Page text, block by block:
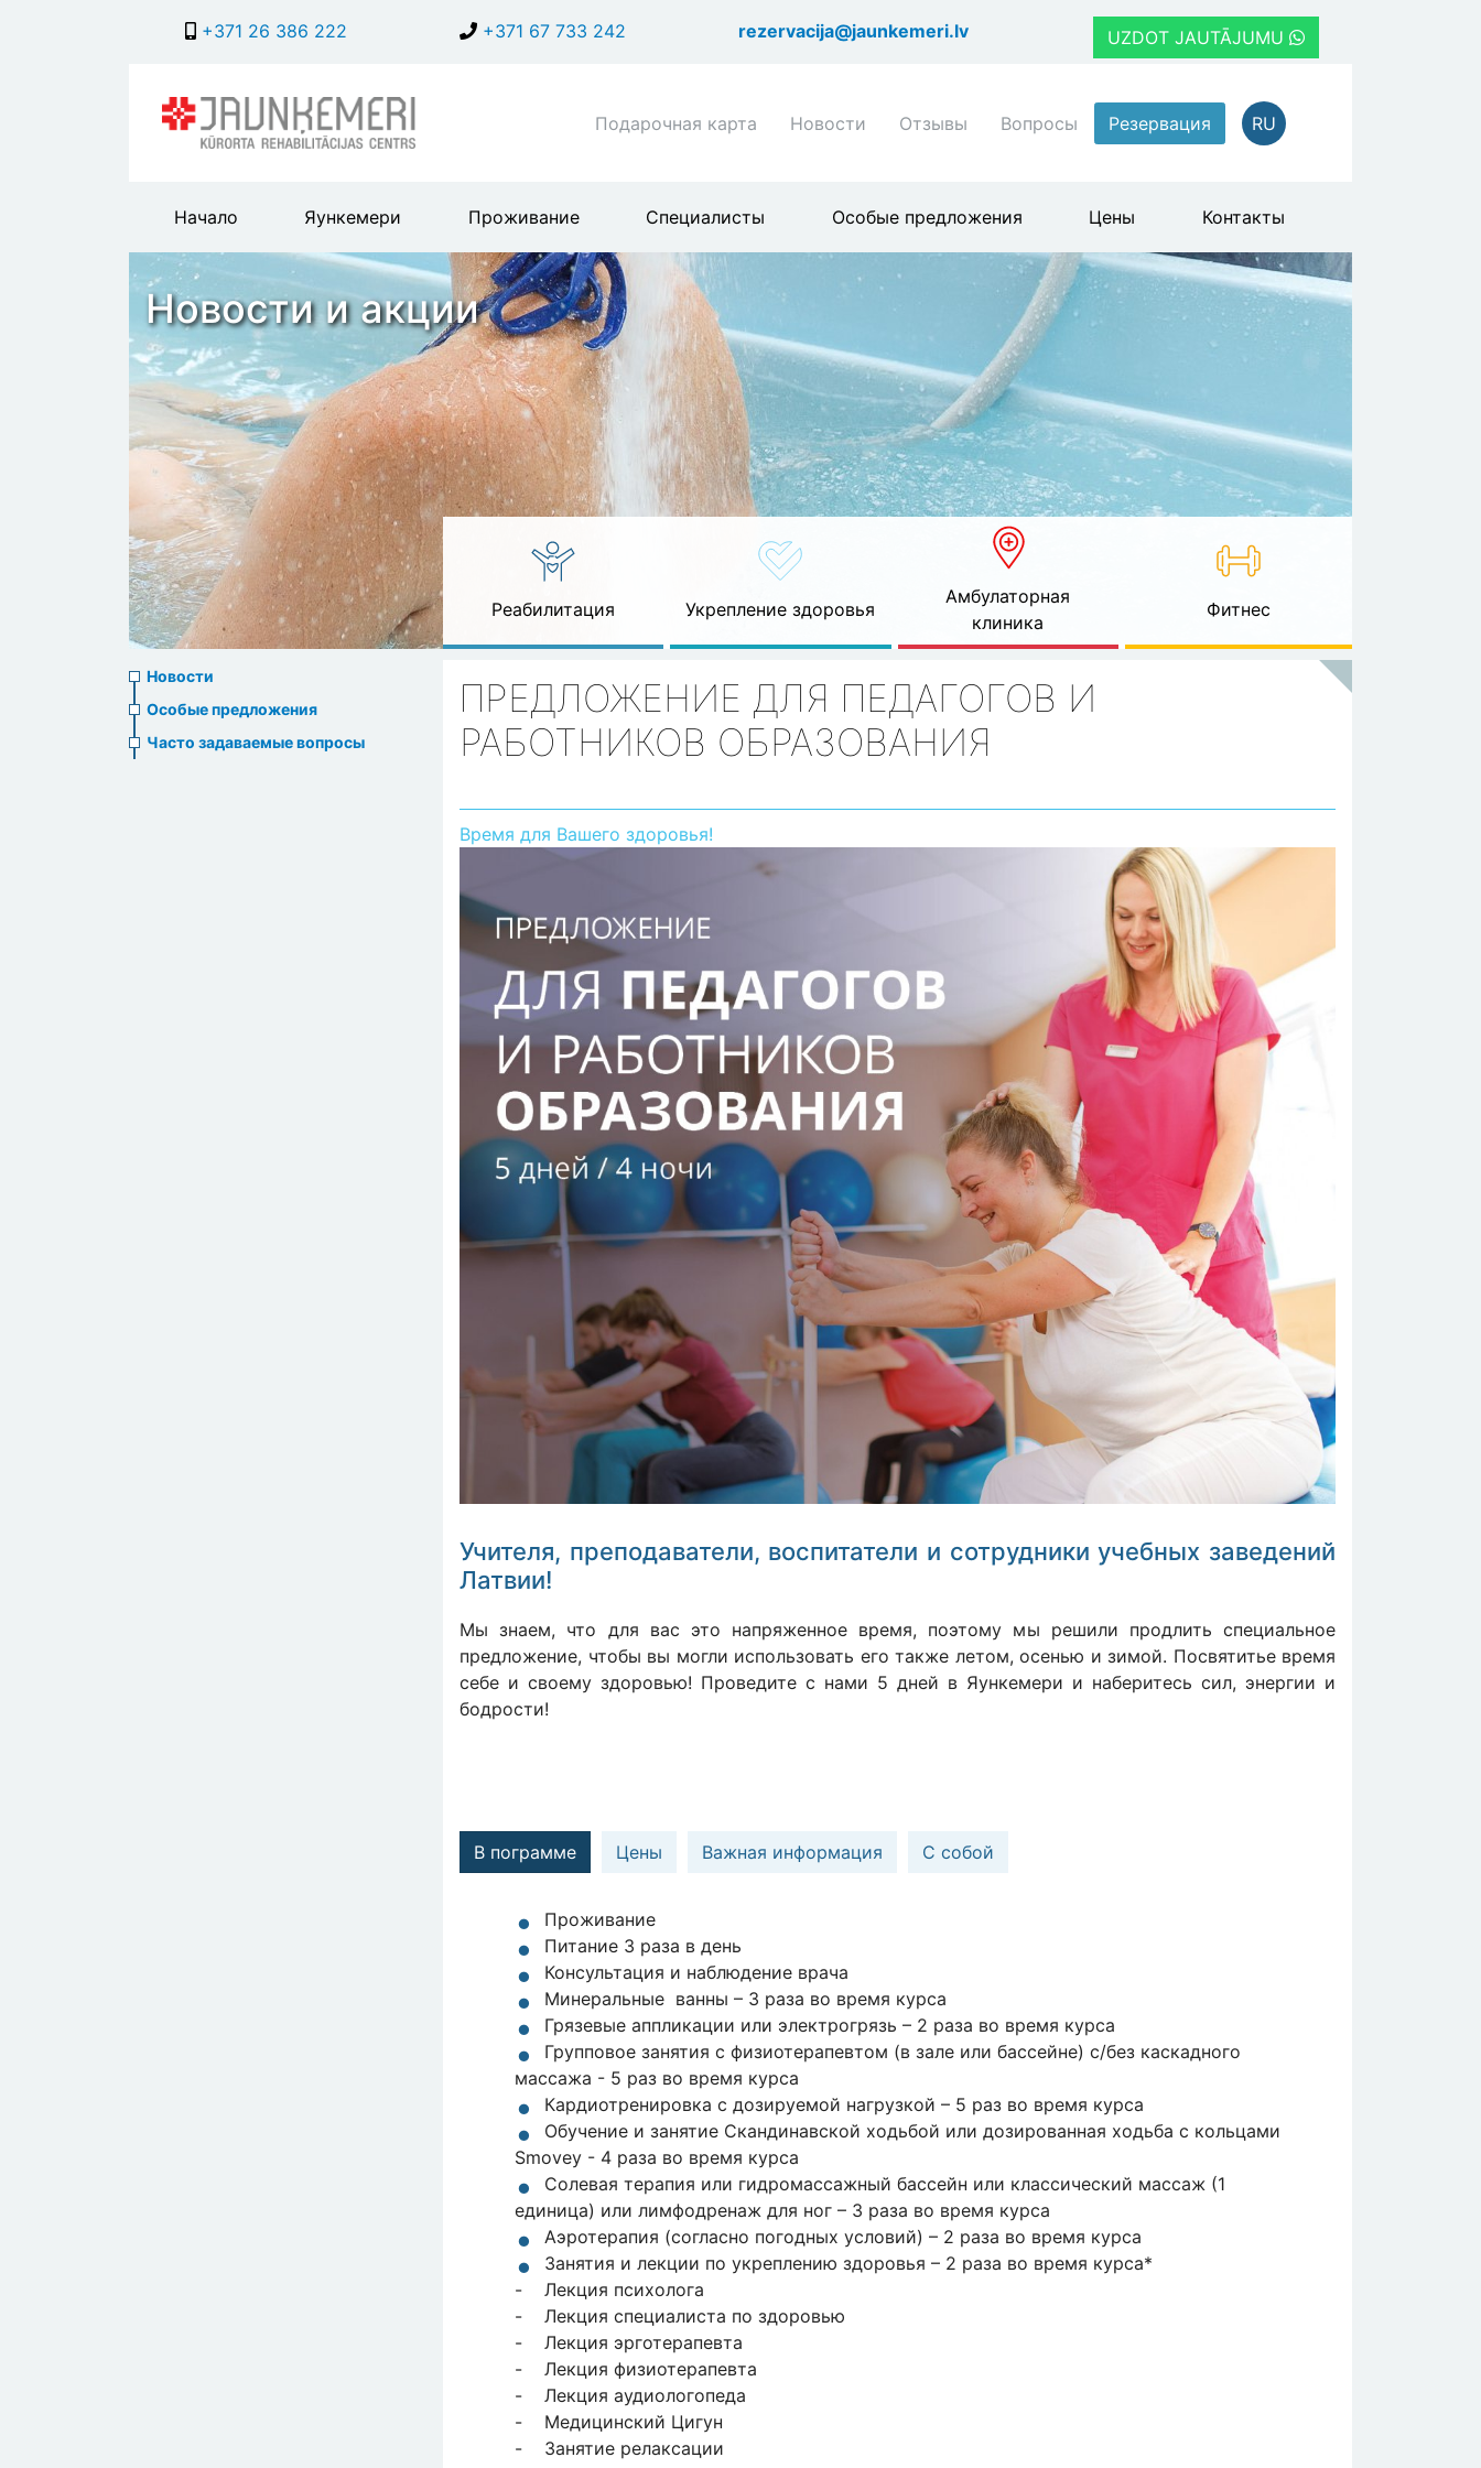
к
+371 26 386 222 +371 67 733 242 rezervacija@jaunkemeri.lv UZDOT JAUTĀJUMU
Shortcuts
menu
Подарочная карта Новости Отзывы Вопросы Резервация RU
Main
header
menu
Начало Яункемери Проживание Специалисты Особые предложения Цены Контакты
Новости и акции
Реабилитация Укрепление здоровья
Амбулаторная
клиника
Фитнес
News
menu
Новости
Особые предложения
Часто задаваемые вопросы
ПРЕДЛОЖЕНИЕ ДЛЯ ПЕДАГОГОВ И
РАБОТНИКОВ ОБРАЗОВАНИЯ
Время для Вашего здоровья!
Учителя, преподаватели, воспитатели и сотрудники учебных заведений
Латвии!
Мы знаем, что для вас это напряженное время, поэтому мы решили продлить специальное
предложение, чтобы вы могли использовать его также летом, осенью и зимой. Посвятитье время
себе и своему здоровью! Проведите с нами 5 дней в Яункемери и наберитесь сил, энергии и
бодрости!
В пограмме Цены Важная информация С собой
Проживание
Питание 3 раза в день
Консультация и наблюдение врача
Минеральные ванны – 3 раза во время курса
Грязевые аппликации или электрогрязь – 2 раза во время курса
Групповое занятия с физиотерапевтом (в зале или бассейне) с/без каскадного
массажа - 5 раз во время курса
Кардиотренировка с дозируемой нагрузкой – 5 раз во время курса
Обучение и занятие Скандинавской ходьбой или дозированная ходьба с кольцами
Smovey - 4 раза во время курса
Солевая терапия или гидромассажный бассейн или классический массаж (1
единица) или лимфодренаж для ног – 3 раза во время курса
Аэротерапия (согласно погодных условий) – 2 раза во время курса
Занятия и лекции по укреплению здоровья – 2 раза во время курса*
- Лекция психолога
- Лекция специалиста по здоровью
- Лекция эрготерапевта
- Лекция физиотерапевта
- Лекция аудиологопеда
- Медицинский Цигун
- Занятие релаксации